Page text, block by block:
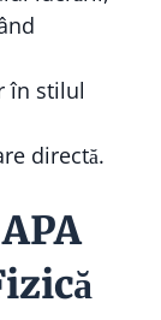
în stilul
directă.